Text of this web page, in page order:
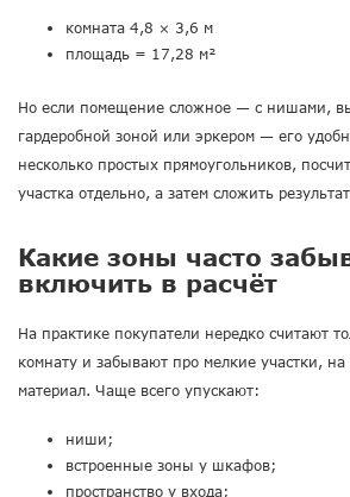
комната 4,8 × 3,6 м
площадь = 17,28 м²
Но если помещение сложное — с нишами,
гардеробной зоной или эркером — его
несколько простых прямоугольников,
участка отдельно, а затем сложить
Какие зоны часто
включить в расчёт
На практике покупатели нередко считают
комнату и забывают про мелкие участки,
материал. Чаще всего упускают:
ниши;
встроенные зоны у шкафов;
пространство у входа;